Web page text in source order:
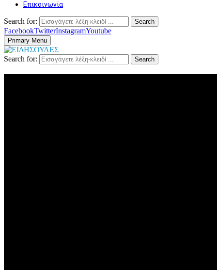
Επικοινωνία
Search for: Search
FacebookTwitterInstagramYoutube
Primary Menu
Search for: Search